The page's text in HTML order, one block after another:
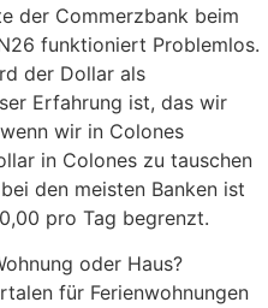
der Commerzbank beim
funktioniert Problemlos.
der Dollar als
Erfahrung ist, das wir
wir in Colones
in Colones zu tauschen
den meisten Banken ist
pro Tag begrenzt.
oder Haus?
für Ferienwohnungen